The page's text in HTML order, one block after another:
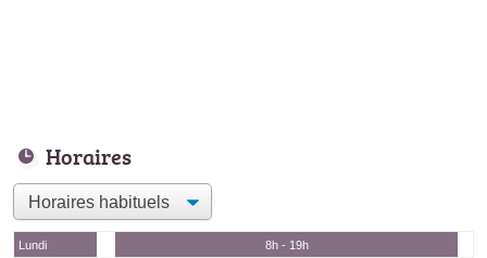
Horaires
Lundi
8h - 19h